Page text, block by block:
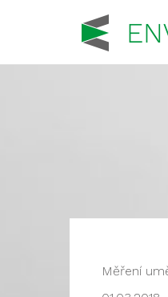
Měření